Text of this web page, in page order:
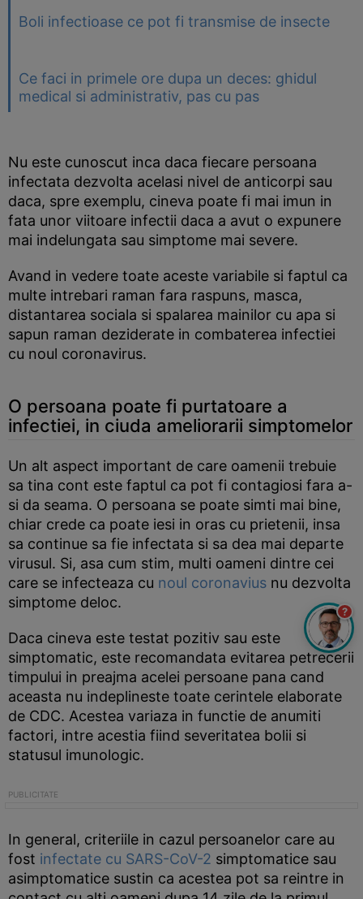
Boli infectioase ce pot fi transmise de insecte
Ce faci in primele ore dupa un deces: ghidul
medical si administrativ, pas cu pas
Nu este cunoscut inca daca fiecare persoana
infectata dezvolta acelasi nivel de anticorpi sau
daca, spre exemplu, cineva poate fi mai imun in
fata unor viitoare infectii daca a avut o expunere
mai indelungata sau simptome mai severe.
Avand in vedere toate aceste variabile si faptul ca
multe intrebari raman fara raspuns, masca,
distantarea sociala si spalarea mainilor cu apa si
sapun raman deziderate in combaterea infectiei
cu noul coronavirus.
O persoana poate fi purtatoare a
infectiei, in ciuda ameliorarii simptomelor
Un alt aspect important de care oamenii trebuie
sa tina cont este faptul ca pot fi contagiosi fara a-
si da seama. O persoana se poate simti mai bine,
chiar crede ca poate iesi in oras cu prietenii, insa
sa continue sa fie infectata si sa dea mai departe
virusul. Si, asa cum stim, multi oameni dintre cei
care se infecteaza cu noul coronavius nu dezvolta
simptome deloc.
Daca cineva este testat pozitiv sau este
simptomatic, este recomandata evitarea petrecerii
timpului in preajma acelei persoane pana cand
aceasta nu indeplineste toate cerintele elaborate
de CDC. Acestea variaza in functie de anumiti
factori, intre acestia fiind severitatea bolii si
statusul imunologic.
In general, criteriile in cazul persoanelor care au
fost infectate cu SARS-CoV-2 simptomatice sau
asimptomatice sustin ca acestea pot sa reintre in
?